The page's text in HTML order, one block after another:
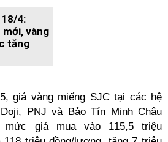
18/4:
mới, vàng
tăng
giá vàng miếng SJC tại các hệ
PNJ và Bảo Tín Minh Châu
mức giá mua vào 115,5 triệu